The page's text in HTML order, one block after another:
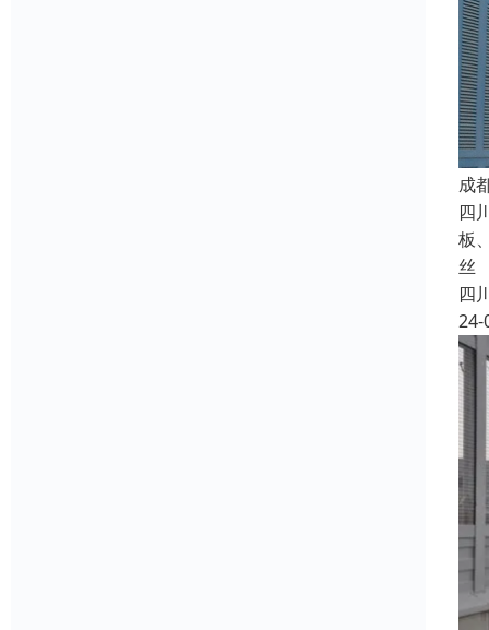
成
四
板
丝
四
24-